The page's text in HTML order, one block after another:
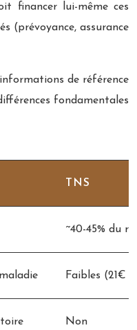
financer lui-même ces
(prévoyance, assurance
de référence
fondamentales
TNS
~40-45% du
Faibles (21€
Non